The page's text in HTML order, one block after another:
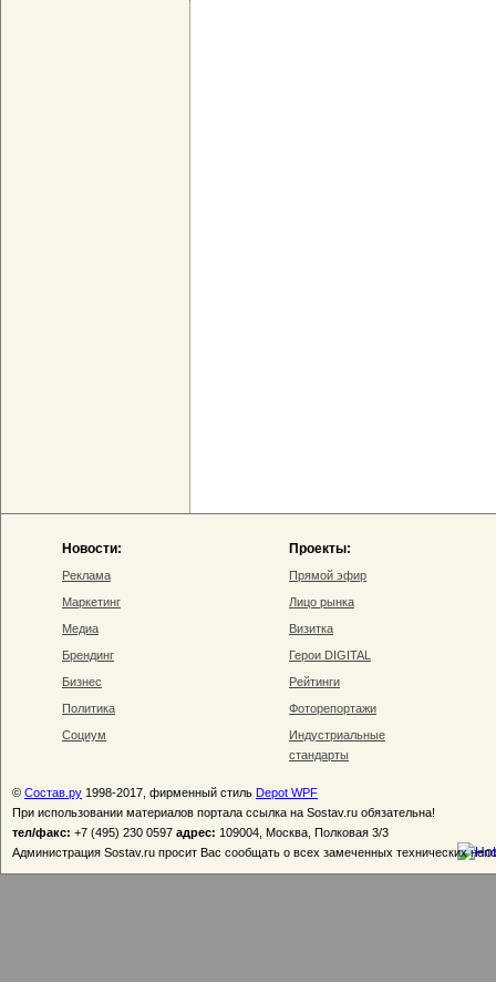
Новости:
Реклама
Маркетинг
Медиа
Брендинг
Бизнес
Политика
Социум
Проекты:
Прямой эфир
Лицо рынка
Визитка
Герои DIGITAL
Рейтинги
Фоторепортажи
Индустриальные
стандарты
© Состав.ру 1998-2017, фирменный стиль Depot WPF
При использовании материалов портала ссылка на Sostav.ru обязательна!
тел/факс: +7 (495) 230 0597 адрес: 109004, Москва, Полковая 3/3
Администрация Sostav.ru просит Вас сообщать о всех замеченных технических